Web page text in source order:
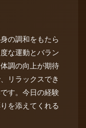
の調和をもたら
な運動とバラン
調の向上が期待
リラックスでき
す。今日の経験
を添えてくれる